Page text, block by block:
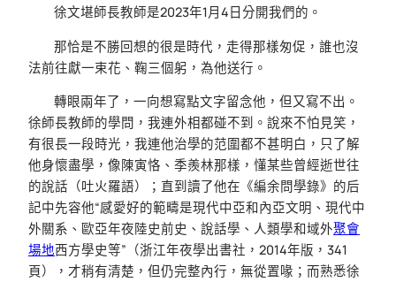
徐文堪師長教師是2023年1月4日分開我們的。
那恰是不勝回想的很是時代，走得那樣匆促，誰也沒
法前往獻一束花、鞠三個躬，為他送行。
轉眼兩年了，一向想寫點文字留念他，但又寫不出。
徐師長教師的學問，我連外相都碰不到。說來不怕見笑，
有很長一段時光，我連他治學的范圍都不甚明白，只了解
他身懷盡學，像陳寅恪、季羨林那樣，懂某些曾經逝世往
的說話（吐火羅語）；直到讀了他在《編余問學錄》的后
記中先容他“感愛好的範疇是現代中亞和內亞文明、現代中
外關系、歐亞年夜陸史前史、說話學、人類學和域外聚會
場地西方學史等”（浙江年夜學出書社，2014年版，341
頁），才稍有清楚，但仍完整內行，無從置喙；而熟悉徐